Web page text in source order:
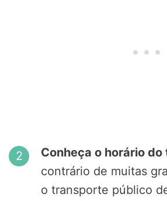
Conheça o horário
contrário de muitas
o transporte público